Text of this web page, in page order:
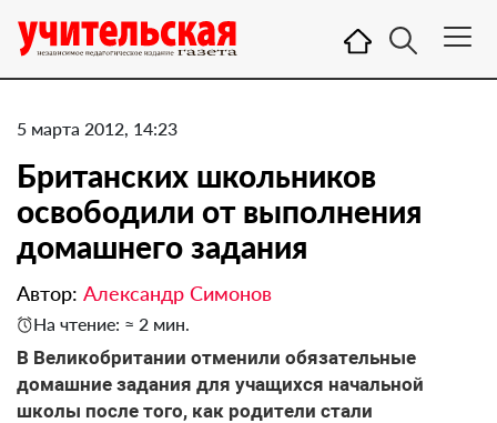
5 марта 2012, 14:23
Британских школьников
освободили от выполнения
домашнего задания
Автор: Александр Симонов
На чтение: ≈ 2 мин.
В Великобритании отменили обязательные
домашние задания для учащихся начальной
школы после того, как родители стали